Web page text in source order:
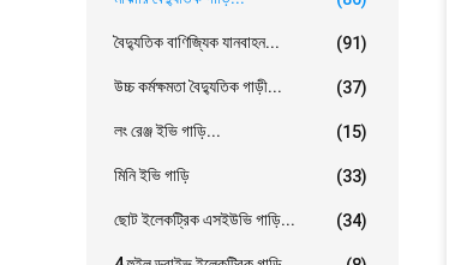
বৈদ্যুতিক বাণিজ্যিক যানবাহন... (91)
উচ্চ কর্মক্ষমতা বৈদ্যুতিক গাড়ী... (37)
লং রেঞ্জ ইভি গাড়ি... (15)
মিনি ইভি গাড়ি (33)
ছোট ইলেকট্রিক এসইউভি গাড়ি... (34)